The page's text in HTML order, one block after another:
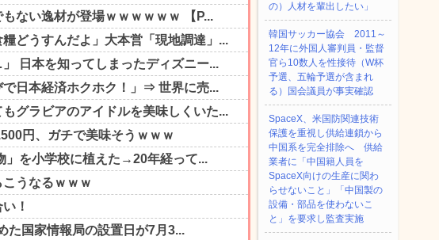
の）人材を輩出したい」
韓国サッカー協会 2011～
12年に外国人審判員・監督
官ら10数人を性接待（W杯
予選、五輪予選が含まれ
る）国会議員が事実確認
SpaceX、米国防関連技術
保護を重視し供給連鎖から
中国系を完全排除へ 供給
業者に「中国籍人員を
SpaceX向けの生産に関わ
らせないこと」「中国製の
設備・部品を使わないこ
と」を要求し監査実施